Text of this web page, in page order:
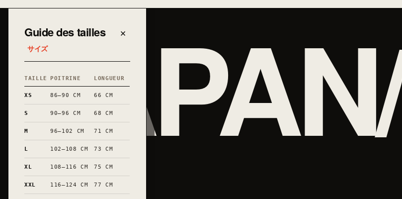
Guide des tailles
サイズ
×
TAILLE POITRINE LONGUEUR
XS 86–90 CM 66 CM
S 90–96 CM 68 CM
M 96–102 CM 71 CM
L 102–108 CM 73 CM
XL 108–116 CM 75 CM
XXL 116–124 CM 77 CM